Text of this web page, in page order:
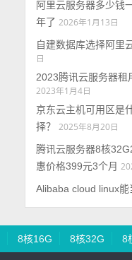
阿里云服务器多少钱
年了 2026年1月13日
自建数据库选择阿里
日
2023腾讯云服务器租
2023年1月4日
京东云主机可用区是
择？
2025年8月20日
腾讯云服务器8核
惠价格399元3个月
Alibaba cloud linux
8核16G 8核32G 8